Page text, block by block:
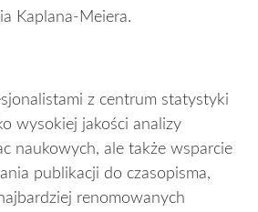
Kaplana-Meiera.
z centrum statystyki
wysokiej jakości analizy
naukowych, ale także wsparcie
publikacji do czasopisma,
renomowanych